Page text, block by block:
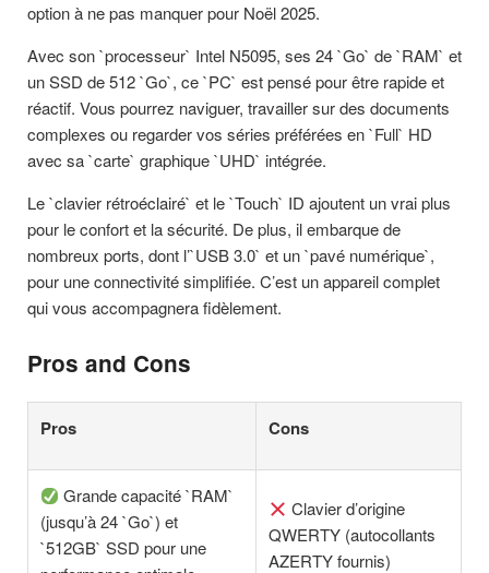
option à ne pas manquer pour Noël 2025.
Avec son `processeur` Intel N5095, ses 24 `Go` de `RAM` et
un SSD de 512 `Go`, ce `PC` est pensé pour être rapide et
réactif. Vous pourrez naviguer, travailler sur des documents
complexes ou regarder vos séries préférées en `Full` HD
avec sa `carte` graphique `UHD` intégrée.
Le `clavier rétroéclairé` et le `Touch` ID ajoutent un vrai plus
pour le confort et la sécurité. De plus, il embarque de
nombreux ports, dont l’`USB 3.0` et un `pavé numérique`,
pour une connectivité simplifiée. C’est un appareil complet
qui vous accompagnera fidèlement.
Pros and Cons
Pros Cons
Grande capacité `RAM`
(jusqu’à 24 `Go`) et
`512GB` SSD pour une
Clavier d’origine
QWERTY (autocollants
AZERTY fournis)